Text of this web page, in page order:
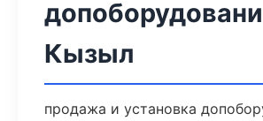
Кызыл
продажа и установка